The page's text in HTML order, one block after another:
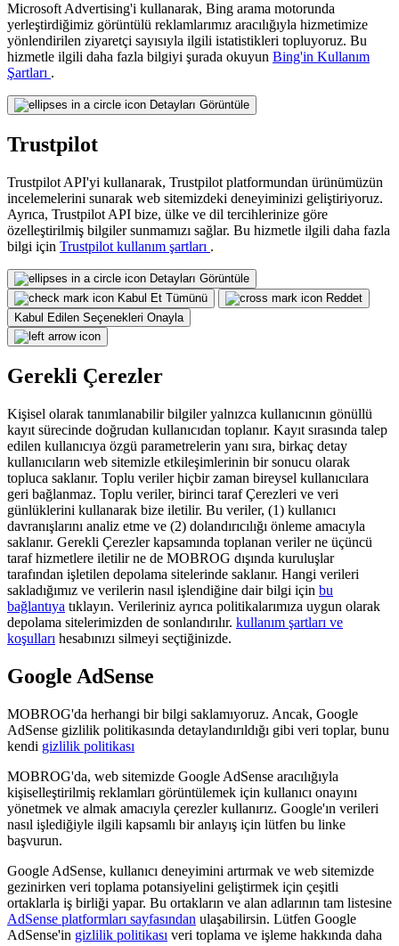
Microsoft Advertising'i kullanarak, Bing arama motorunda
yerleştirdiğimiz görüntülü reklamlarımız aracılığıyla hizmetimize
yönlendirilen ziyaretçi sayısıyla ilgili istatistikleri topluyoruz. Bu
hizmetle ilgili daha fazla bilgiyi şurada okuyun Bing'in Kullanım
Şartları .
Detayları Görüntüle
Trustpilot
Trustpilot API'yi kullanarak, Trustpilot platformundan ürünümüzün
incelemelerini sunarak web sitemizdeki deneyiminizi geliştiriyoruz.
Ayrıca, Trustpilot API bize, ülke ve dil tercihlerinize göre
özelleştirilmiş bilgiler sunmamızı sağlar. Bu hizmetle ilgili daha fazla
bilgi için Trustpilot kullanım şartları .
Detayları Görüntüle
Kabul Et Tümünü
Reddet
Kabul Edilen Seçenekleri Onayla
Gerekli Çerezler
Kişisel olarak tanımlanabilir bilgiler yalnızca kullanıcının gönüllü
kayıt sürecinde doğrudan kullanıcıdan toplanır. Kayıt sırasında talep
edilen kullanıcıya özgü parametrelerin yanı sıra, birkaç detay
kullanıcıların web sitemizle etkileşimlerinin bir sonucu olarak
topluca saklanır. Toplu veriler hiçbir zaman bireysel kullanıcılara
geri bağlanmaz. Toplu veriler, birinci taraf Çerezleri ve veri
günlüklerini kullanarak bize iletilir. Bu veriler, (1) kullanıcı
davranışlarını analiz etme ve (2) dolandırıcılığı önleme amacıyla
saklanır. Gerekli Çerezler kapsamında toplanan veriler ne üçüncü
taraf hizmetlere iletilir ne de MOBROG dışında kuruluşlar
tarafından işletilen depolama sitelerinde saklanır. Hangi verileri
sakladığımız ve verilerin nasıl işlendiğine dair bilgi için bu
bağlantıya tıklayın. Verileriniz ayrıca politikalarımıza uygun olarak
depolama sitelerimizden de sonlandırılır. kullanım şartları ve
koşulları hesabınızı silmeyi seçtiğinizde.
Google AdSense
MOBROG'da herhangi bir bilgi saklamıyoruz. Ancak, Google
AdSense gizlilik politikasında detaylandırıldığı gibi veri toplar, bunu
kendi gizlilik politikası
MOBROG'da, web sitemizde Google AdSense aracılığıyla
kişiselleştirilmiş reklamları görüntülemek için kullanıcı onayını
yönetmek ve almak amacıyla çerezler kullanırız. Google'ın verileri
nasıl işlediğiyle ilgili kapsamlı bir anlayış için lütfen bu linke
başvurun.
Google AdSense, kullanıcı deneyimini artırmak ve web sitemizde
gezinirken veri toplama potansiyelini geliştirmek için çeşitli
ortaklarla iş birliği yapar. Bu ortakların ve alan adlarının tam listesine
AdSense platformları sayfasından ulaşabilirsin. Lütfen Google
AdSense'in gizlilik politikası veri toplama ve işleme hakkında daha